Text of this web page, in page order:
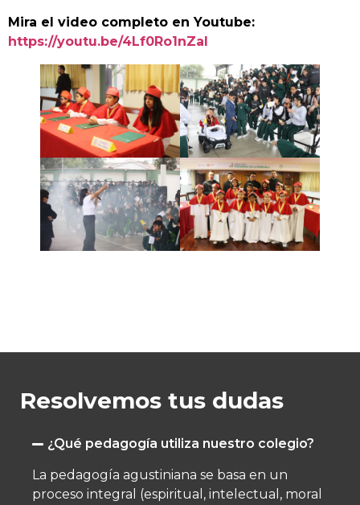
Mira el video completo en Youtube:
https://youtu.be/4Lf0Ro1nZaI
Resolvemos tus dudas
¿Qué pedagogía utiliza nuestro colegio?
La pedagogía agustiniana se basa en un
proceso integral (espiritual, intelectual, moral